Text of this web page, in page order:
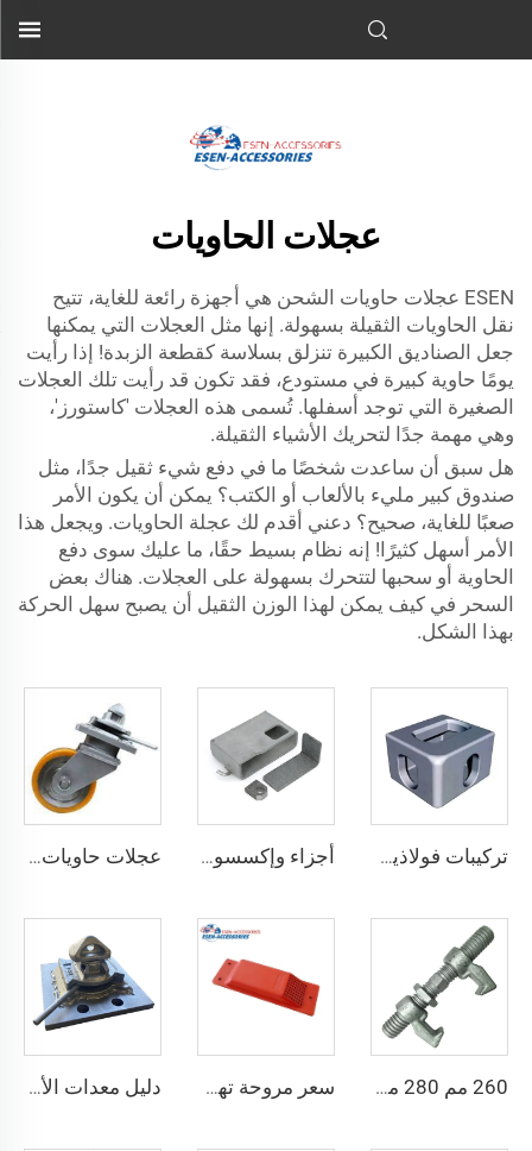
الثقيلة. إنها مثل العجلات التي يمكن أن تجعل...">
عجلات الحاويات
ESEN عجلات حاويات الشحن هي أجهزة رائعة للغاية، تتيح
نقل الحاويات الثقيلة بسهولة. إنها مثل العجلات التي يمكنها
جعل الصناديق الكبيرة تنزلق بسلاسة كقطعة الزبدة! إذا رأيت
يومًا حاوية كبيرة في مستودع، فقد تكون قد رأيت تلك العجلات
الصغيرة التي توجد أسفلها. تُسمى هذه العجلات 'كاستورز'،
وهي مهمة جدًا لتحريك الأشياء الثقيلة.
هل سبق أن ساعدت شخصًا ما في دفع شيء ثقيل جدًا، مثل
صندوق كبير مليء بالألعاب أو الكتب؟ يمكن أن يكون الأمر
صعبًا للغاية، صحيح؟ دعني أقدم لك عجلة الحاويات. ويجعل هذا
الأمر أسهل كثيرًا! إنه نظام بسيط حقًا، ما عليك سوى دفع
الحاوية أو سحبها لتتحرك بسهولة على العجلات. هناك بعض
السحر في كيف يمكن لهذا الوزن الثقيل أن يصبح سهل الحركة
بهذا الشكل.
تركيبات فولاذية ISO 1161 أجزاء زاوية لحاويات الشحن تركيبات الحاويات قطع غيار الحاويات صب زوايا الحاويات الخاصة للبيع أجزاء وإكسسوارات الحاويات صندوق قفل حاوية الشحن للبيع عجلات حاويات الشحن ISO عجلات نقل شديدة التحمل بوزن 3 أطنان
260 مم 280 مم حجم مخصص معتمد من DNV GL مواد ربط حاوية شحن تركيب الجسر سعر مروحة تهوية الحاويات مروحة عادم حاويات الشحن دليل معدات الأمان الخاصة بربط الحاويات ISO قفل التواء داخلي قفل التواء ذيل السنونو